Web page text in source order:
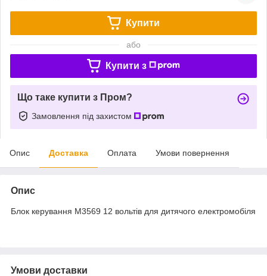
Купити
або
Купити з
Що таке купити з Пром?
Замовлення під захистом
Опис Доставка Оплата Умови повернення
Опис
Блок керування M3569 12 вольтів для дитячого електромобіля
Умови доставки